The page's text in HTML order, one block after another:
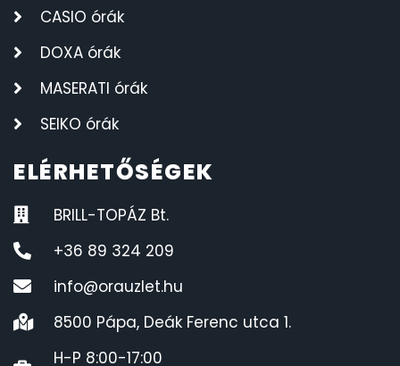
CASIO órák
DOXA órák
MASERATI órák
SEIKO órák
ELÉRHETŐSÉGEK
BRILL-TOPÁZ Bt.
+36 89 324 209
info@orauzlet.hu
8500 Pápa, Deák Ferenc utca 1.
H-P 8:00-17:00